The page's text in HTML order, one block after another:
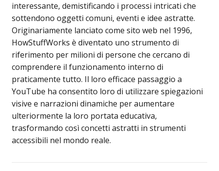
interessante, demistificando i processi intricati che
sottendono oggetti comuni, eventi e idee astratte.
Originariamente lanciato come sito web nel 1996,
HowStuffWorks è diventato uno strumento di
riferimento per milioni di persone che cercano di
comprendere il funzionamento interno di
praticamente tutto. Il loro efficace passaggio a
YouTube ha consentito loro di utilizzare spiegazioni
visive e narrazioni dinamiche per aumentare
ulteriormente la loro portata educativa,
trasformando così concetti astratti in strumenti
accessibili nel mondo reale.